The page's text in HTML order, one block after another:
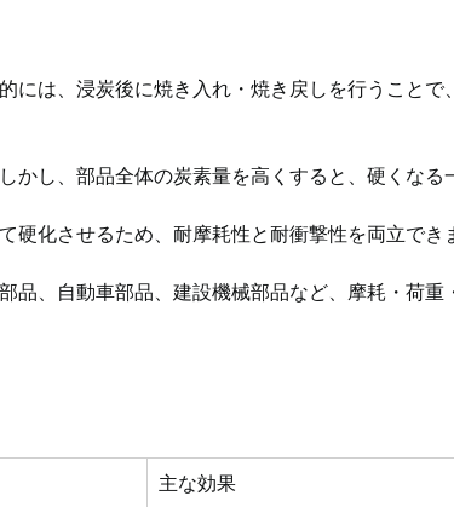
には、浸炭後に焼き入れ・焼き戻しを行うことで
かし、部品全体の炭素量を高くすると、硬くなる
硬化させるため、耐摩耗性と耐衝撃性を両立でき
品、自動車部品、建設機械部品など、摩耗・荷重
主な効果